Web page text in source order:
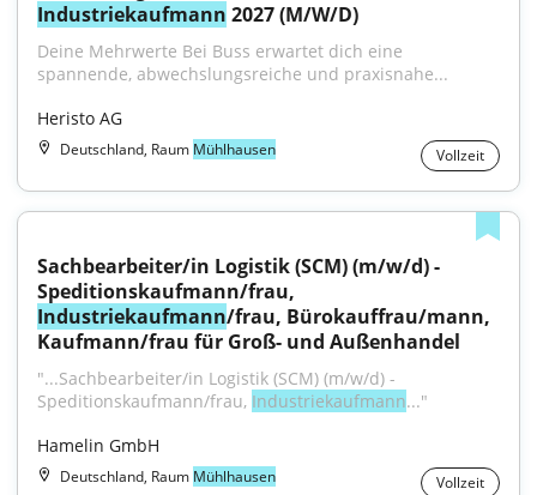
Industriekaufmann 2027 (M/W/D)
Deine Mehrwerte Bei Buss erwartet dich eine
spannende, abwechslungsreiche und praxisnahe...
Heristo AG
Deutschland, Raum Mühlhausen Vollzeit
Sachbearbeiter/in Logistik (SCM) (m/w/d) -
Industriekaufmann/frau, Bürokauffrau/mann,
Kaufmann/frau für Groß- und Außenhandel
"...Sachbearbeiter/in Logistik (SCM) (m/w/d) -
Speditionskaufmann/frau, Industriekaufmann..."
Hamelin GmbH
Deutschland, Raum Mühlhausen Vollzeit